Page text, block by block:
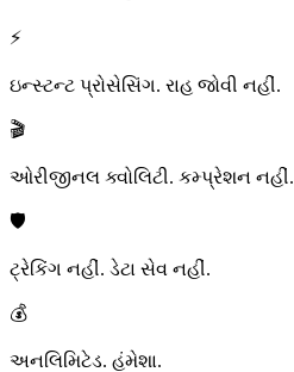
⚡
ઇન્સ્ટન્ટ પ્રોસેસિંગ. રાહ જોવી નહીં.
🎬
ઓરીજીનલ ક્વોલિટી. કમ્પ્રેશન નહીં.
🛡️
ટ્રેકિંગ નહીં. ડેટા સેવ નહીં.
💰
અનલિમિટેડ. હંમેશા.